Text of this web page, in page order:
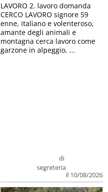
di
segreteria
il 10/08/2026
LAVORO 2. lavoro domanda
CERCO LAVORO signore 59
enne, italiano e volenteroso,
amante degli animali e
montagna cerca lavoro come
garzone in alpeggio, ...